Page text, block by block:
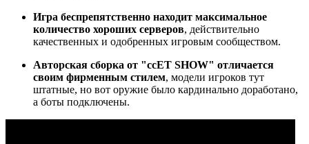
Игра беспрепятственно находит максимальное
количество хороших серверов, действительно
качественных и одобренных игровым сообществом.
Авторская сборка от "ccET SHOW" отличается
своим фирменным стилем, модели игроков тут
штатные, но вот оружие было кардинально доработано,
а боты подключены.